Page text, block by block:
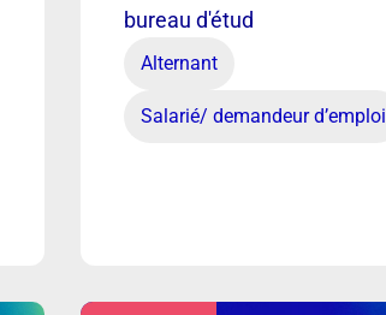
bureau d'étud
Alternant
Salarié/ demandeur d’emploi